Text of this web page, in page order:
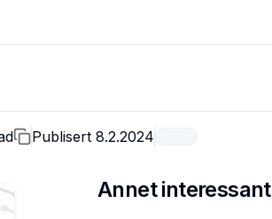
Publisert 8.2.2024
Annet interessant